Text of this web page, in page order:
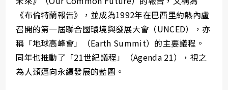
《布倫特蘭報告》，並成為1992年在巴西里約熱內盧
召開的第一屆聯合國環境與發展大會（UNCED），亦
稱「地球高峰會」（Earth Summit）的主要議程。
同年也推動了「21世紀議程」（Agenda 21），視之
為人類邁向永續發展的藍圖。